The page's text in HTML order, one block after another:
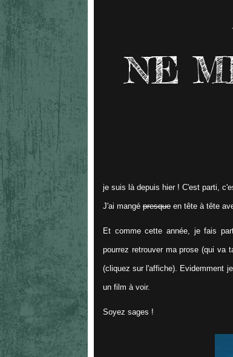
NE
je suis là depuis hier ! C'est parti,
J'ai mangé presque en tête à tête
Et comme cette année, je fais
pourrez retrouver ma prose (qui va
(cliquez sur l'affiche). Evidemment
un film à voir.
Soyez sages !